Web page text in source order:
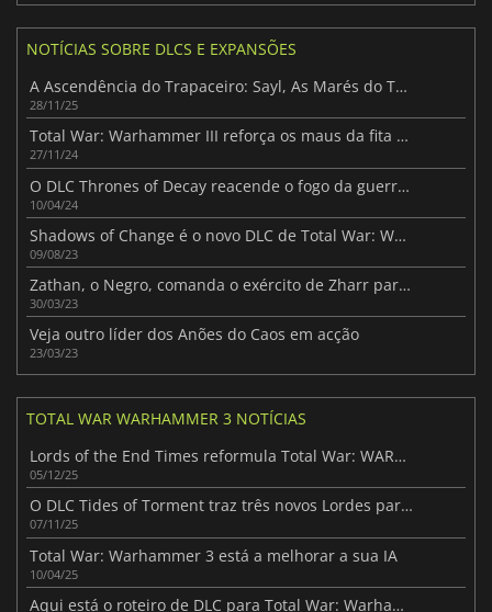
NOTÍCIAS SOBRE DLCS E EXPANSÕES
A Ascendência do Trapaceiro: Sayl, As Marés do Tormento
28/11/25
Total War: Warhammer III reforça os maus da fita com Presságios de Destruição
27/11/24
O DLC Thrones of Decay reacende o fogo da guerra em Total War: Warhammer III
10/04/24
Shadows of Change é o novo DLC de Total War: Warhammer III
09/08/23
Zathan, o Negro, comanda o exército de Zharr para a batalha
30/03/23
Veja outro líder dos Anões do Caos em acção
23/03/23
TOTAL WAR WARHAMMER 3 NOTÍCIAS
Lords of the End Times reformula Total War: WARHAMMER III
05/12/25
O DLC Tides of Torment traz três novos Lordes para Warhammer III
07/11/25
Total War: Warhammer 3 está a melhorar a sua IA
10/04/25
Aqui está o roteiro de DLC para Total War: Warhammer III